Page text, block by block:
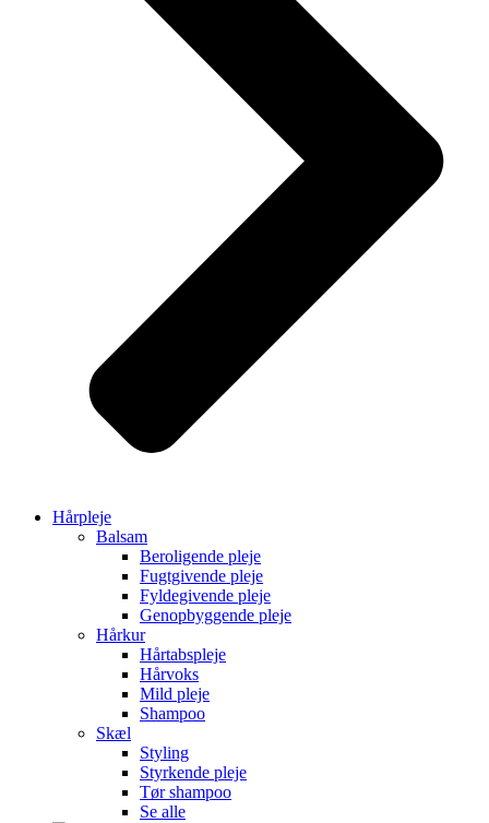
Hårpleje
Balsam
Beroligende pleje
Fugtgivende pleje
Fyldegivende pleje
Genopbyggende pleje
Hårkur
Hårtabspleje
Hårvoks
Mild pleje
Shampoo
Skæl
Styling
Styrkende pleje
Tør shampoo
Se alle